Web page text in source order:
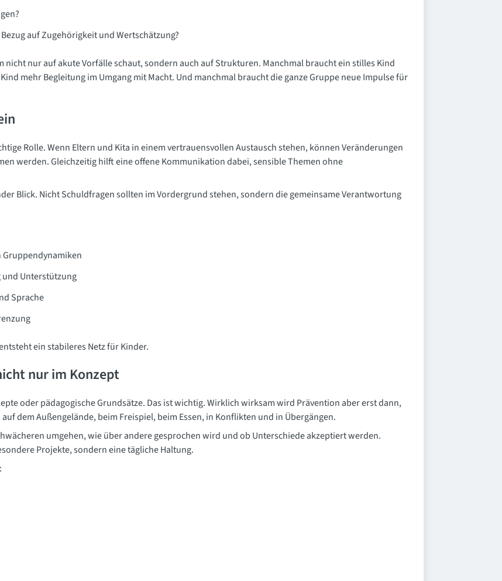
auf Zugehörigkeit und Wertschätzung?
nicht nur auf akute Vorfälle schaut, sondern auch auf Strukturen. Manchmal braucht ein stilles Kind
mehr Begleitung im Umgang mit Macht. Und manchmal braucht die ganze Gruppe neue Impulse für
Rolle. Wenn Eltern und Kita in einem vertrauensvollen Austausch stehen, können Veränderungen
werden. Gleichzeitig hilft eine offene Kommunikation dabei, sensible Themen ohne
Blick. Nicht Schuldfragen sollten im Vordergrund stehen, sondern die gemeinsame Verantwortung
und Unterstützung
Sprache
ein stabileres Netz für Kinder.
nur im Konzept
oder pädagogische Grundsätze. Das ist wichtig. Wirklich wirksam wird Prävention aber erst dann,
dem Außengelände, beim Freispiel, beim Essen, in Konflikten und in Übergängen.
umgehen, wie über andere gesprochen wird und ob Unterschiede akzeptiert werden.
Projekte, sondern eine tägliche Haltung.